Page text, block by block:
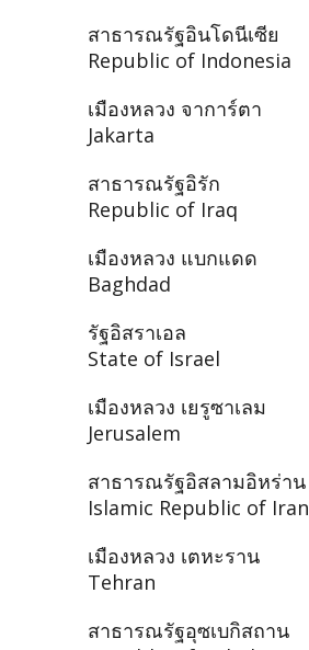
สาธารณรัฐอินโดนีเซีย
Republic of Indonesia
เมืองหลวง จาการ์ตา
Jakarta
สาธารณรัฐอิรัก
Republic of Iraq
เมืองหลวง แบกแดด
Baghdad
รัฐอิสราเอล
State of Israel
เมืองหลวง เยรูซาเลม
Jerusalem
สาธารณรัฐอิสลามอิหร่าน
Islamic Republic of Iran
เมืองหลวง เตหะราน
Tehran
สาธารณรัฐอุซเบกิสถาน